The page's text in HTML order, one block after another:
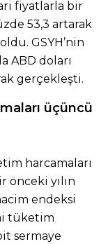
fiyatlarla bir
53,3 artarak
GSYH’nin
ABD doları
gerçekleşti.
üçüncü
harcamaları
önceki yılın
endeksi
tüketim
sermaye